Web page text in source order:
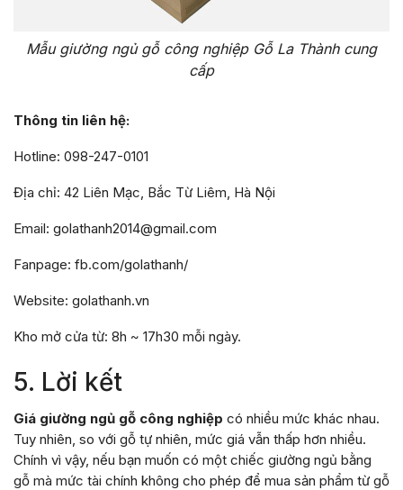
Mẫu giường ngủ gỗ công nghiệp Gỗ La Thành cung
cấp
Thông tin liên hệ:
Hotline: 098-247-0101
Địa chỉ: 42 Liên Mạc, Bắc Từ Liêm, Hà Nội
Email: golathanh2014@gmail.com
Fanpage: fb.com/golathanh/
Website: golathanh.vn
Kho mở cửa từ: 8h ~ 17h30 mỗi ngày.
5. Lời kết
Giá giường ngủ gỗ công nghiệp có nhiều mức khác nhau.
Tuy nhiên, so với gỗ tự nhiên, mức giá vẫn thấp hơn nhiều.
Chính vì vậy, nếu bạn muốn có một chiếc giường ngủ bằng
gỗ mà mức tài chính không cho phép để mua sản phẩm từ gỗ